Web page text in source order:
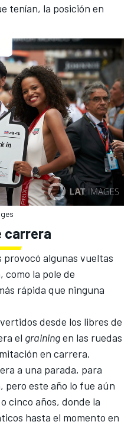
tenían, la posición en
carrera
algunas vueltas
como la pole de
rápida que ninguna
desde los libres de
el grainingen las ruedas
en carrera.
a una parada, para
pero este año lo fue aún
cinco años, donde la
hasta el momento en